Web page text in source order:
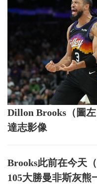
Dillon Brooks（圖
達志影像
Brooks此前在今天
105大勝曼非斯灰熊